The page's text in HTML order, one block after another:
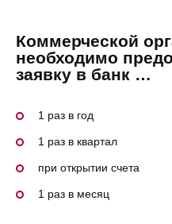
Коммерческой
необходимо
заявку в банк …
1 раз в год
1 раз в квартал
при открытии счета
1 раз в месяц